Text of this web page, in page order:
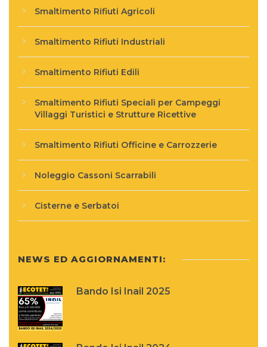
Smaltimento Rifiuti Agricoli
Smaltimento Rifiuti Industriali
Smaltimento Rifiuti Edili
Smaltimento Rifiuti Speciali per Campeggi
Villaggi Turistici e Strutture Ricettive
Smaltimento Rifiuti Officine e Carrozzerie
Noleggio Cassoni Scarrabili
Cisterne e Serbatoi
NEWS ED AGGIORNAMENTI:
Bando Isi Inail 2025